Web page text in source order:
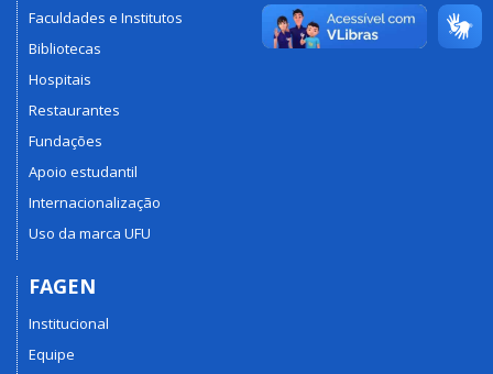
Faculdades e Institutos
Bibliotecas
Hospitais
Restaurantes
Fundações
Apoio estudantil
Internacionalização
Uso da marca UFU
FAGEN
Institucional
Equipe